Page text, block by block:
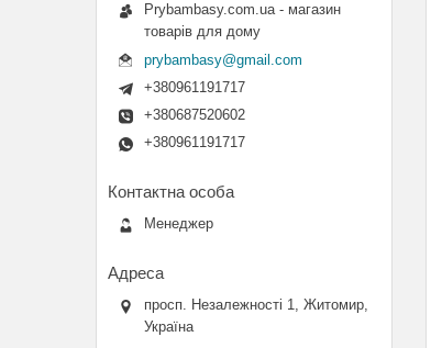
Prybambasy.com.ua - магазин
товарів для дому
prybambasy@gmail.com
+380961191717
+380687520602
+380961191717
Менеджер
просп. Незалежності 1, Житомир,
Україна